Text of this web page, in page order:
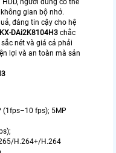
người dùng có thể
gian bộ nhớ.
đáng tin cậy cho hệ
KX-DAi2K8104H3 chắc
nét và giá cả phải
lợi và an toàn mà sản
(1fps–10 fps); 5MP
H.264+/H.264